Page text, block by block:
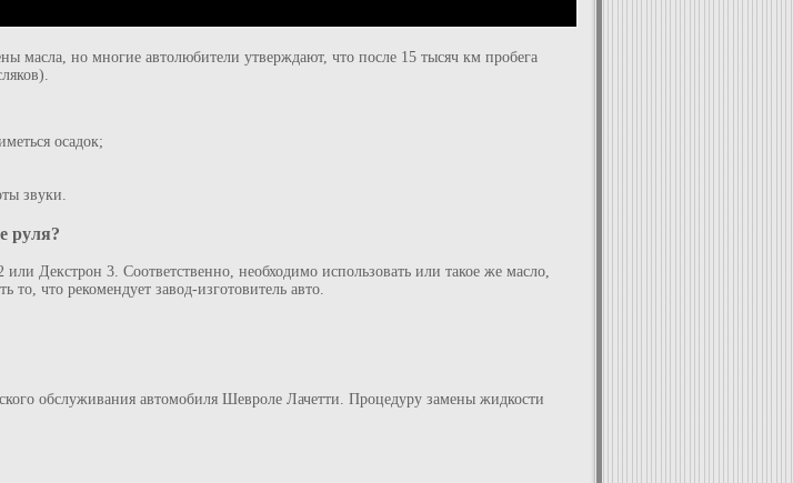
масла, но многие автолюбители утверждают, что после 15 тысяч км пробега
осадок;
звуки.
руля?
Декстрон 3. Соответственно, необходимо использовать или такое же масло,
что рекомендует завод-изготовитель авто.
обслуживания автомобиля Шевроле Лачетти. Процедуру замены жидкости